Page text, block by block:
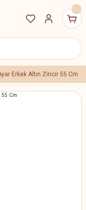
Erkek Altın Zincir 55 Cm